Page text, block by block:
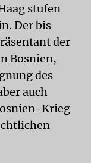
stufen
Der bis
der
Bosnien,
des
auch
Krieg